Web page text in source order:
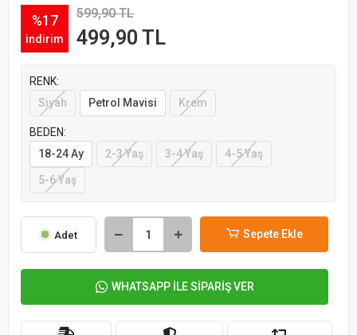
%17
indirim
599,90 TL
499,90 TL
RENK:
Siyah
Petrol Mavisi Krem
BEDEN:
18-24 Ay
2-3 Yaş 3-4 Yaş 4-5 Yaş
5-6 Yaş
Adet Sepete Ekle
WHATSAPP İLE SİPARİŞ VER